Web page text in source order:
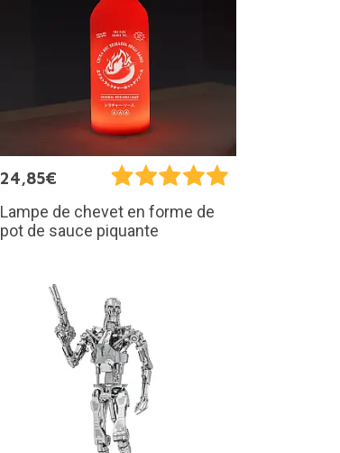
24,85€
Lampe de chevet en forme de
pot de sauce piquante